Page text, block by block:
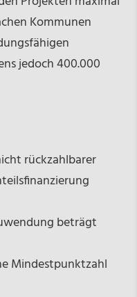
Kommunen
jedoch 400.000
rückzahlbarer
beträgt
Mindestpunktzahl